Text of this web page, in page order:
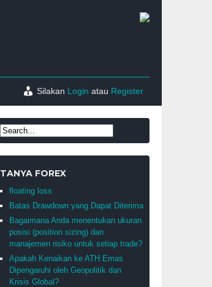
Silakan Login atau Register
TANYA FOREX
floating loss
Batas Drawdown yang Dapat Diterima
Bagaimana Anda menentukan ukuran
posisi (position sizing) dan
manajemen risiko untuk setiap trade?
Apakah Kenaikan ke ATH Emas
Dipengaruhi oleh Geopolitik dan
Krisis Global?